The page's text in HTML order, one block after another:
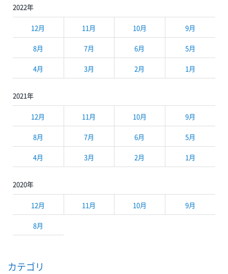
2022年
12月 11月 10月 9月
8月 7月 6月 5月
4月 3月 2月 1月
2021年
12月 11月 10月 9月
8月 7月 6月 5月
4月 3月 2月 1月
2020年
12月 11月 10月 9月
8月
カテゴリ